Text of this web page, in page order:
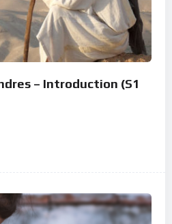
– Introduction (S1